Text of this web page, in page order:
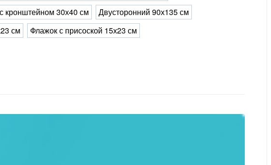
кронштейном 30х40 см
Двусторонний 90х135 см
см Флажок с присоской 15х23 см